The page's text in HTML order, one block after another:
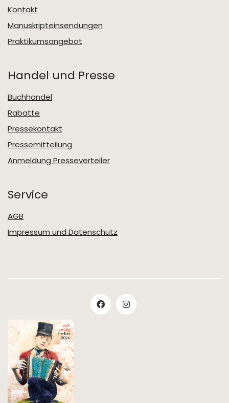
Kontakt
Manuskripteinsendungen
Praktikumsangebot
Handel und Presse
Buchhandel
Rabatte
Pressekontakt
Pressemitteilung
Anmeldung Presseverteiler
Service
AGB
Impressum und Datenschutz